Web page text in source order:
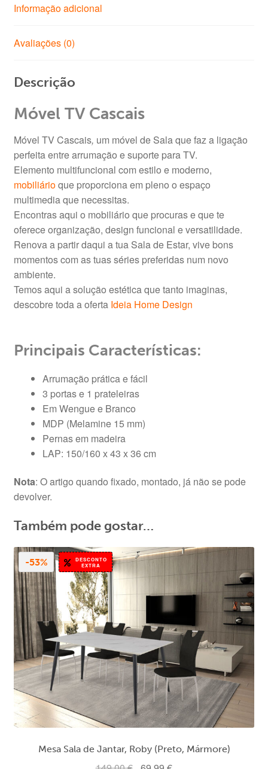
Informação adicional
Avaliações (0)
Descrição
Móvel TV Cascais
Móvel TV Cascais, um móvel de Sala que faz a ligação
perfeita entre arrumação e suporte para TV.
Elemento multifuncional com estilo e moderno,
mobiliárioque proporciona em pleno o espaço
multimedia que necessitas.
Encontras aqui o mobiliário que procuras e que te
oferece organização, design funcional e versatilidade.
Renova a partir daqui a tua Sala de Estar, vive bons
momentos com as tuas séries preferidas num novo
ambiente.
Temos aqui a solução estética que tanto imaginas,
descobre toda a oferta Ideia Home Design
Principais Características:
Arrumação prática e fácil
3 portas e 1 prateleiras
Em Wengue e Branco
MDP (Melamine 15 mm)
Pernas em madeira
LAP: 150/160 x 43 x 36 cm
Nota: O artigo quando fixado, montado, já não se pode
devolver.
Também pode gostar…
DESCONTO
EXTRA
Mesa Sala de Jantar, Roby (Preto, Mármore)
-53%